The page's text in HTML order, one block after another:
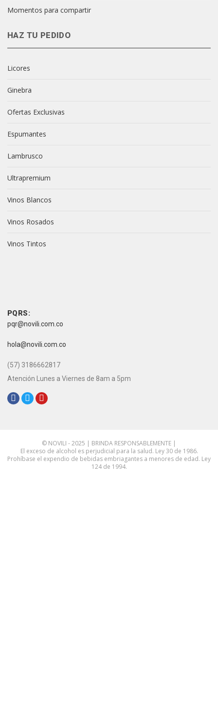
Momentos para compartir
HAZ TU PEDIDO
Licores
Ginebra
Ofertas Exclusivas
Espumantes
Lambrusco
Ultrapremium
Vinos Blancos
Vinos Rosados
Vinos Tintos
PQRS:
pqr@novili.com.co
hola@novili.com.co
(57) 3186662817
Atención Lunes a Viernes de 8am a 5pm
© NOVILI - 2025 | BRINDA RESPONSABLEMENTE |
El exceso de alcohol es perjudicial para la salud. Ley 30 de 1986.
Prohíbase el expendio de bebidas embriagantes a menores de edad. Ley
124 de 1994.